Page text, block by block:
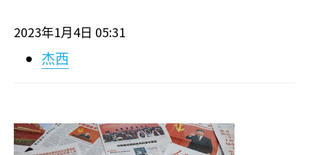
2023年1月 4日 05:31
杰西